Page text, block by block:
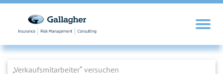
Job Search Page